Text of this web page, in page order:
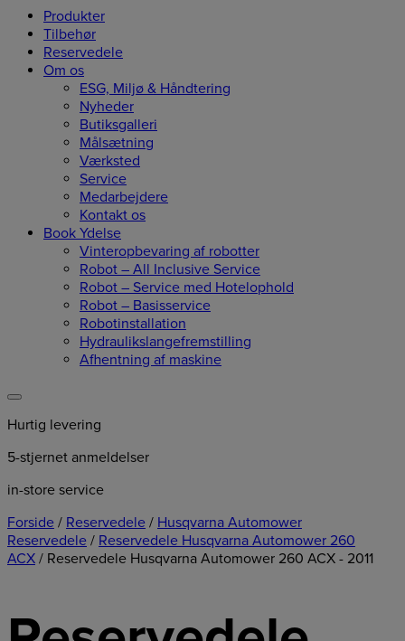
Produkter
Tilbehør
Reservedele
Om os
ESG, Miljø & Håndtering
Nyheder
Butiksgalleri
Målsætning
Værksted
Service
Medarbejdere
Kontakt os
Book Ydelse
Vinteropbevaring af robotter
Robot – All Inclusive Service
Robot – Service med Hotelophold
Robot – Basisservice
Robotinstallation
Hydraulikslangefremstilling
Afhentning af maskine
Hurtig levering
5-stjernet anmeldelser
in-store service
Forside / Reservedele / Husqvarna Automower
Reservedele / Reservedele Husqvarna Automower 260
ACX / Reservedele Husqvarna Automower 260 ACX - 2011